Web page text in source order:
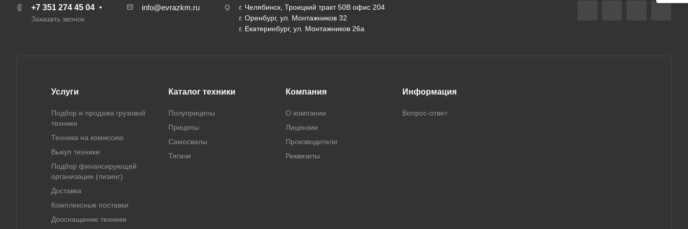
+7 351 274 45 04
Заказать звонок
info@evrazkm.ru
г. Челябинск, Троицкий тракт 50В офис 204
г. Оренбург, ул. Монтажников 32
г. Екатеринбург, ул. Монтажников 26а
Услуги
Подбор и продажа грузовой
техники
Техника на комиссию
Выкуп техники
Подбор финансирующей
организации (лизинг)
Доставка
Комплексные поставки
Дооснащение техники
Каталог техники
Полуприцепы
Прицепы
Самосвалы
Тягачи
Компания
О компании
Лицензии
Производители
Реквизиты
Информация
Вопрос-ответ